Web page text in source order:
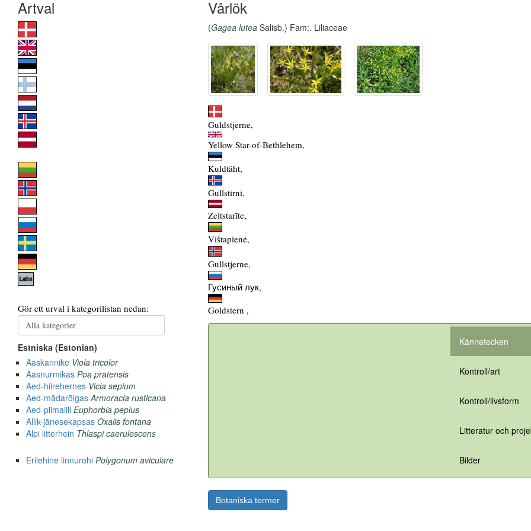
Vårlök
(Gagea lutea Salisb.) Fam:. Liliaceae
Guldstjerne,
Yellow Star-of-Bethlehem,
Kuldtäht,
Gullstirni,
Zeltstarīte,
Vištapienė,
Gullstjerne,
Гусиный лук,
Goldstern ,
Kännetecken
Kontroll/art
Kontroll/livsform
Litteratur och
Bilder
Botaniska termer